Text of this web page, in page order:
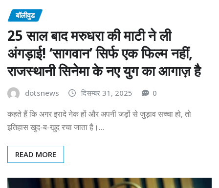
बॉलीवुड
25 साल बाद मरुधरा की माटी ने ली
अंगड़ाई! ‘सागवान’ सिर्फ एक फिल्म नहीं,
राजस्थानी सिनेमा के नए युग का आगाज़ है
dotsnews दिसम्बर 31, 2025 0
कहते हैं कि अगर इरादे नेक हों और अपनी जड़ों से जुड़ाव सच्चा हो, तो
इतिहास खुद-ब-खुद रचा जाता है।…
READ MORE